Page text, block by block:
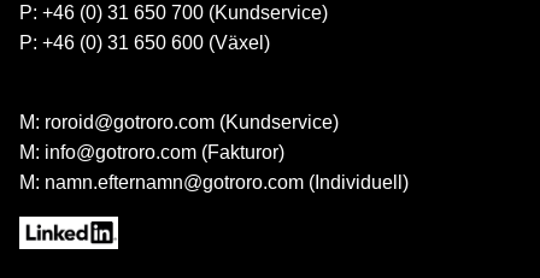
P: +46 (0) 31 650 700 (Kundservice)
P: +46 (0) 31 650 600 (Växel)
M: roroid@gotroro.com (Kundservice)
M: info@gotroro.com (Fakturor)
M: namn.efternamn@gotroro.com (Individuell)